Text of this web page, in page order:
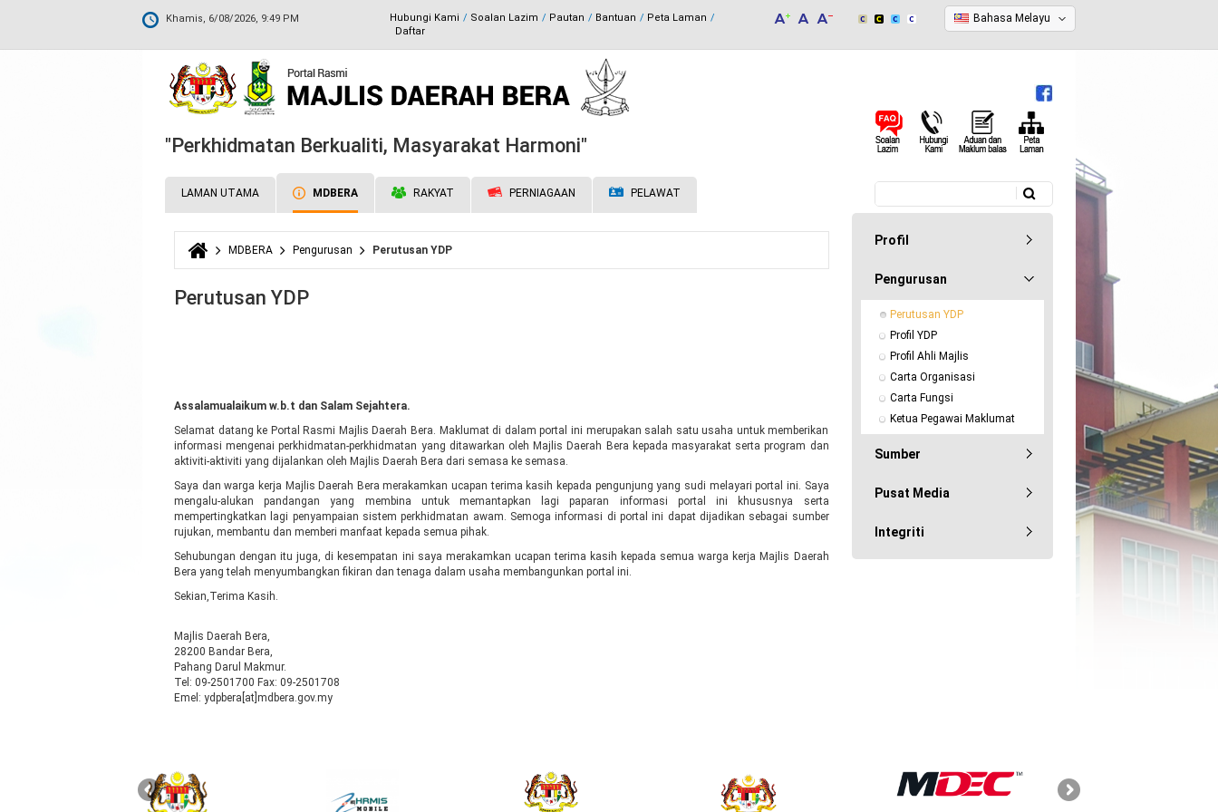
Khamis, 6/08/2026, 9:49 PM Hubungi Kami Soalan Lazim Pautan Bantuan
Peta Laman
Daftar
Bahasa Melayu
"Perkhidmatan Berkualiti, Masyarakat Harmoni"
LAMAN UTAMA MDBERA RAKYAT PERNIAGAAN PELAWAT
Borang carian
Anda di sini
MDBERA Pengurusan Perutusan YDP
Perutusan YDP
Assalamualaikum w.b.t dan Salam Sejahtera.
Selamat datang ke Portal Rasmi Majlis Daerah Bera. Maklumat di dalam portal ini merupakan salah satu usaha untuk memberikan
informasi mengenai perkhidmatan-perkhidmatan yang ditawarkan oleh Majlis Daerah Bera kepada masyarakat serta program dan
aktiviti-aktiviti yang dijalankan oleh Majlis Daerah Bera dari semasa ke semasa.
Saya dan warga kerja Majlis Daerah Bera merakamkan ucapan terima kasih kepada pengunjung yang sudi melayari portal ini. Saya
mengalu-alukan pandangan yang membina untuk memantapkan lagi paparan informasi portal ini khususnya serta
mempertingkatkan lagi penyampaian sistem perkhidmatan awam. Semoga informasi di portal ini dapat dijadikan sebagai sumber
rujukan, membantu dan memberi manfaat kepada semua pihak.
Sehubungan dengan itu juga, di kesempatan ini saya merakamkan ucapan terima kasih kepada semua warga kerja Majlis Daerah
Bera yang telah menyumbangkan fikiran dan tenaga dalam usaha membangunkan portal ini.
Sekian,Terima Kasih.
Majlis Daerah Bera,
28200 Bandar Bera,
Pahang Darul Makmur.
Tel: 09-2501700 Fax: 09-2501708
Emel: ydpbera[at]mdbera.gov.my
Profil
Pengurusan
Perutusan YDP
Profil YDP
Profil Ahli Majlis
Carta Organisasi
Carta Fungsi
Ketua Pegawai Maklumat
Sumber
Pusat Media
Integriti